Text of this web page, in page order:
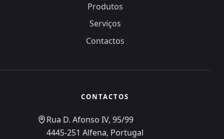
Produtos
Serviços
Contactos
CONTACTOS
Rua D. Afonso IV, 95/99
4445-251 Alfena, Portugal